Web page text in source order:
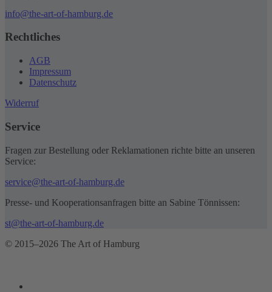
info@the-art-of-hamburg.de
Rechtliches
AGB
Impressum
Datenschutz
Widerruf
Service
Fragen zur Bestellung oder Reklamationen richte bitte an unseren
Service:
service@the-art-of-hamburg.de
Presse- und Kooperationsanfragen bitte an Sabine Tönnissen:
st@the-art-of-hamburg.de
© 2015–2026 The Art of Hamburg